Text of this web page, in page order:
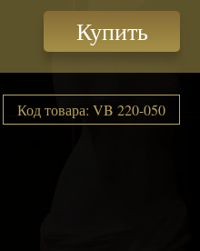
Купить
Код товара: VB 220-050